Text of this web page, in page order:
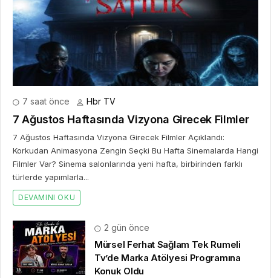
7 saat önce Hbr TV
7 Ağustos Haftasında Vizyona Girecek Filmler
7 Ağustos Haftasında Vizyona Girecek Filmler Açıklandı:
Korkudan Animasyona Zengin Seçki Bu Hafta Sinemalarda Hangi
Filmler Var? Sinema salonlarında yeni hafta, birbirinden farklı
türlerde yapımlarla...
DEVAMINI OKU
2 gün önce
Mürsel Ferhat Sağlam Tek Rumeli
Tv’de Marka Atölyesi Programına
Konuk Oldu